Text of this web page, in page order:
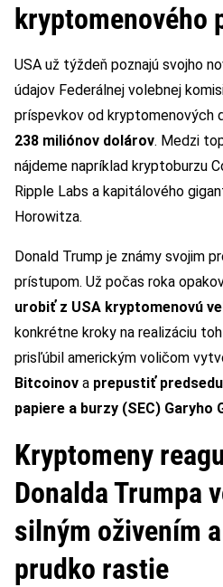
kryptomenového
USA už týždeň poznajú svojho
údajov Federálnej volebnej
príspevkov od kryptomenových
238 miliónov dolárov. Medzi
nájdeme napríklad kryptoburzu
Ripple Labs a kapitálového
Horowitza.
Donald Trump je známy svojim
prístupom. Už počas roka
urobiť z USA kryptomenovú
konkrétne kroky na realizáciu
prisľúbil americkým voličom
Bitcoinov a prepustiť
papiere a burzy (SEC) Garyho
Kryptomeny
Donalda Trumpa
silným oživením
prudko rastie